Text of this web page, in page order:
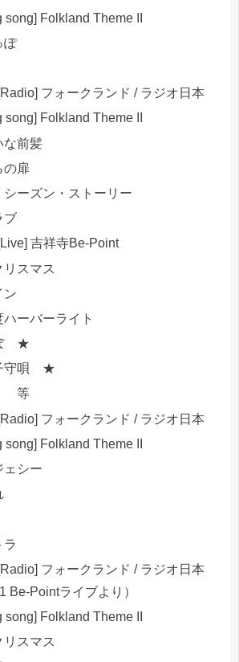
song] Folkland Theme II
ぽ
フォークランド / ラジオ日本
song] Folkland Theme II
な前髪
の扉
シーズン・ストーリー
ブ
吉祥寺Be-Point
リスマス
ン
ハーバーライト
★
守唄 ★
等
フォークランド / ラジオ日本
song] Folkland Theme II
ェシー
ラ
フォークランド / ラジオ日本
Be-Pointライブより）
song] Folkland Theme II
リスマス